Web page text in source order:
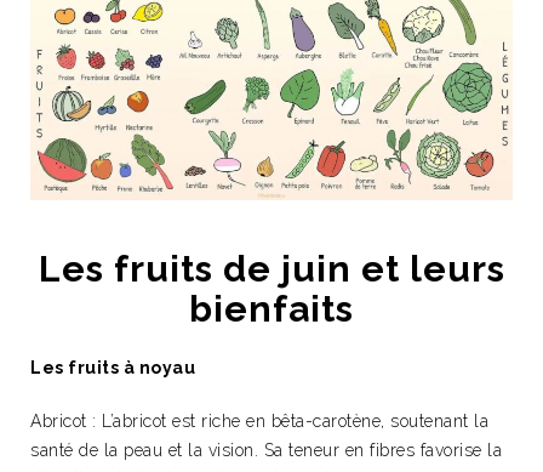
Les fruits de juin et leurs
bienfaits
Les fruits à noyau
Abricot : L’abricot est riche en bêta-carotène, soutenant la
santé de la peau et la vision. Sa teneur en fibres favorise la